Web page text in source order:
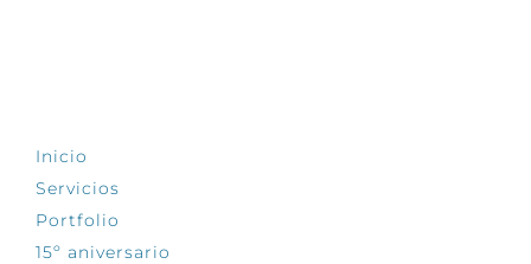
Inicio
Servicios
Portfolio
15º aniversario